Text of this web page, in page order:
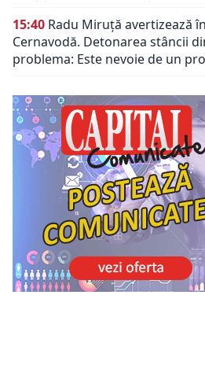
15:40 Radu Miruță avertizează
Cernavodă. Detonarea stâncii
problema: Este nevoie de un